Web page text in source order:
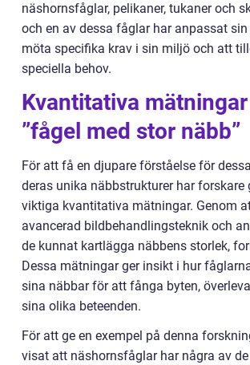
näshornsfåglar, pelikaner, tukaner och
och en av dessa fåglar har anpassat
möta specifika krav i sin miljö och att
speciella behov.
Kvantitativa
”fågel med stor näbb”
För att få en djupare förståelse för
deras unika näbbstrukturer har forskare
viktiga kvantitativa mätningar. Genom
avancerad bildbehandlingsteknik och
de kunnat kartlägga näbbens storlek,
Dessa mätningar ger insikt i hur
sina näbbar för att fånga byten,
sina olika beteenden.
För att ge en exempel på denna
visat att näshornsfåglar har några av